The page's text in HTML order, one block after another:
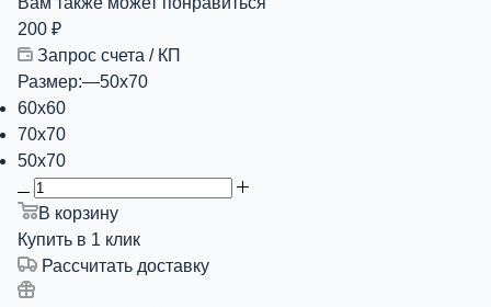
200 ₽
Запрос счета / КП
Размер:—50х70
60х60
70х70
50х70
В корзину
Купить в 1 клик
Рассчитать доставку